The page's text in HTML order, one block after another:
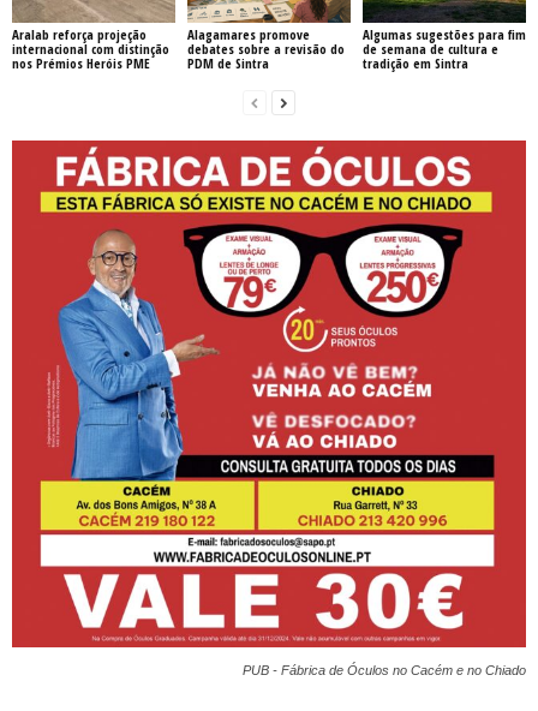
Aralab reforça projeção
internacional com distinção
nos Prémios Heróis PME
Alagamares promove
debates sobre a revisão do
PDM de Sintra
Algumas sugestões para fim
de semana de cultura e
tradição em Sintra
PUB - Fábrica de Óculos no Cacém e no Chiado